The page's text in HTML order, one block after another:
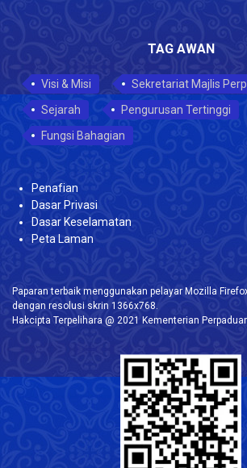
TAG AWAN
Visi & Misi
Sekretariat Majlis
Sejarah
Pengurusan Tertinggi
Fungsi Bahagian
Penafian
Dasar Privasi
Dasar Keselamatan
Peta Laman
Paparan terbaik menggunakan pelayar Mozilla
dengan resolusi skrin 1366x768.
Hakcipta Terpelihara @ 2021 Kementerian